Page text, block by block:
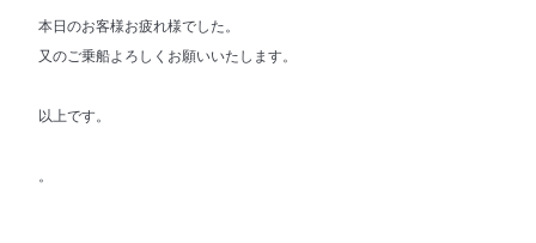
本日のお客様お疲れ様でした。
又のご乗船よろしくお願いいたします。
以上です。
。